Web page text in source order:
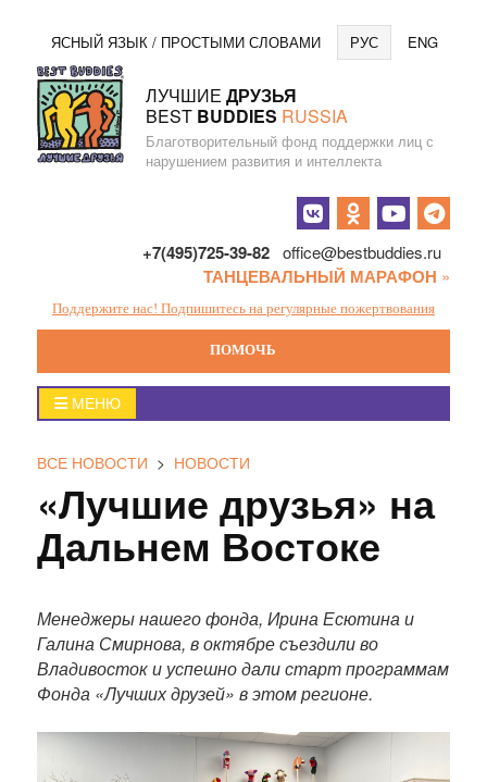
Перейти
к
содержанию
ЯСНЫЙ ЯЗЫК / ПРОСТЫМИ СЛОВАМИ РУС ENG
ЛУЧШИЕ ДРУЗЬЯ
BEST BUDDIES RUSSIA
Благотворительный фонд поддержки лиц с
нарушением развития и интеллекта
+7(495)725-39-82 office@bestbuddies.ru
ТАНЦЕВАЛЬНЫЙ МАРАФОН »
Поддержите нас! Подпишитесь на регулярные пожертвования
ПОМОЧЬ
Главное
меню
МЕНЮ
ВСЕ НОВОСТИ > НОВОСТИ
«Лучшие друзья» на
Дальнем Востоке
л
н
ы
й
т
Менеджеры нашего фонда, Ирина Есютина и
Галина Смирнова, в октябре съездили во
Владивосток и успешно дали старт программам
Фонда «Лучших друзей» в этом регионе.